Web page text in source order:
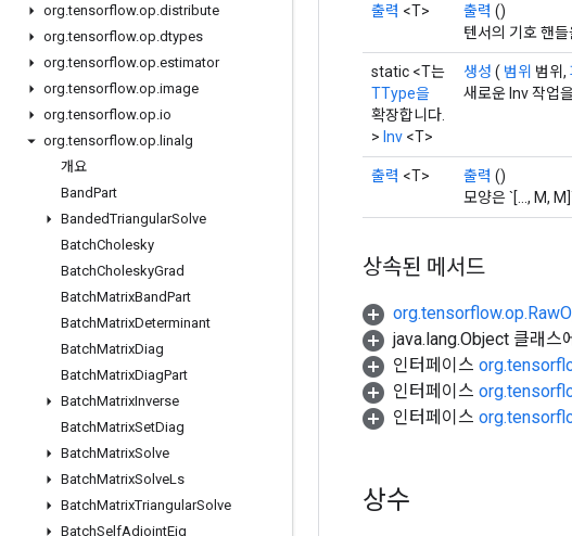
org.tensorflow.op.distribute
org.tensorflow.op.dtypes
org.tensorflow.op.estimator
org.tensorflow.op.image
org.tensorflow.op.io
org.tensorflow.op. linalg
개요
BandPart
BandedTriangularSolve
BatchCholesky
BatchCholeskyGrad
BatchMatrixBandPart
BatchMatrixDeterminant
BatchMatrixDiag
BatchMatrixDiagPart
BatchMatrixInverse
BatchMatrixSetDiag
BatchMatrixSolve
BatchMatrixSolveLs
BatchMatrixTriangularSolve
BatchSelfAdjointEig
출력 <T> 출력 ()
텐서의 기호 핸
static <T는
TType을
확장합니다.
> Inv <T>
생성 ( 범위 범위,
새로운 Inv 작업
출력 <T> 출력 ()
모양은 `[..., M,
상속된 메서드
java.lang.Object 클래스
인터페이스
인터페이스
인터페이스
상수